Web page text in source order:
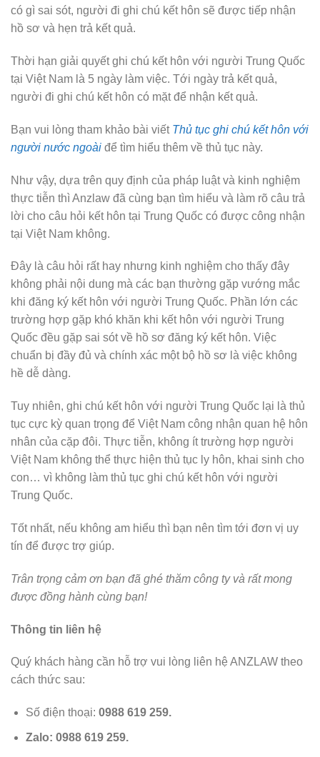
có gì sai sót, người đi ghi chú kết hôn sẽ được tiếp nhận
hồ sơ và hẹn trả kết quả.
Thời hạn giải quyết ghi chú kết hôn với người Trung Quốc
tại Việt Nam là 5 ngày làm việc. Tới ngày trả kết quả,
người đi ghi chú kết hôn có mặt để nhận kết quả.
Bạn vui lòng tham khảo bài viết Thủ tục ghi chú kết hôn với
người nước ngoài để tìm hiểu thêm về thủ tục này.
Như vậy, dựa trên quy định của pháp luật và kinh nghiệm
thực tiễn thì Anzlaw đã cùng bạn tìm hiểu và làm rõ câu trả
lời cho câu hỏi kết hôn tại Trung Quốc có được công nhận
tại Việt Nam không.
Đây là câu hỏi rất hay nhưng kinh nghiệm cho thấy đây
không phải nội dung mà các bạn thường gặp vướng mắc
khi đăng ký kết hôn với người Trung Quốc. Phần lớn các
trường hợp gặp khó khăn khi kết hôn với người Trung
Quốc đều gặp sai sót về hồ sơ đăng ký kết hôn. Việc
chuẩn bị đầy đủ và chính xác một bộ hồ sơ là việc không
hề dễ dàng.
Tuy nhiên, ghi chú kết hôn với người Trung Quốc lại là thủ
tục cực kỳ quan trọng để Việt Nam công nhận quan hệ hôn
nhân của cặp đôi. Thực tiễn, không ít trường hợp người
Việt Nam không thể thực hiện thủ tục ly hôn, khai sinh cho
con… vì không làm thủ tục ghi chú kết hôn với người
Trung Quốc.
Tốt nhất, nếu không am hiểu thì bạn nên tìm tới đơn vị uy
tín để được trợ giúp.
Trân trọng cảm ơn bạn đã ghé thăm công ty và rất mong
được đồng hành cùng bạn!
Thông tin liên hệ
Quý khách hàng cần hỗ trợ vui lòng liên hệ ANZLAW theo
cách thức sau:
Số điện thoại: 0988 619 259.
Zalo: 0988 619 259.